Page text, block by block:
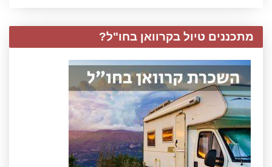
מתכננים טיול בקרוואן בחו"ל?